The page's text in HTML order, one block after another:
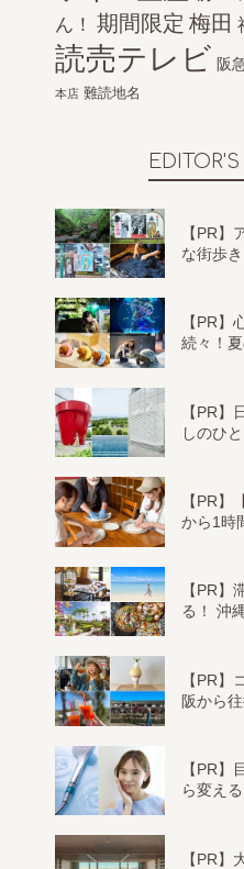
ん！ 期間限定 梅田
読売テレビ 阪
本店 難読地名
【PR】
な街歩
【PR】
続々！
【PR】
しのひ
【PR】
から1時
【PR】
る！ 沖
【PR
阪から
【PR】
ら変え
【PR】